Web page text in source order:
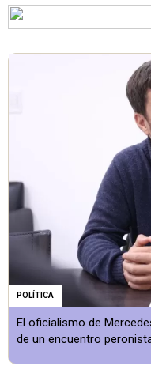
POLÍTICA
El oficialismo de
de un encuentro